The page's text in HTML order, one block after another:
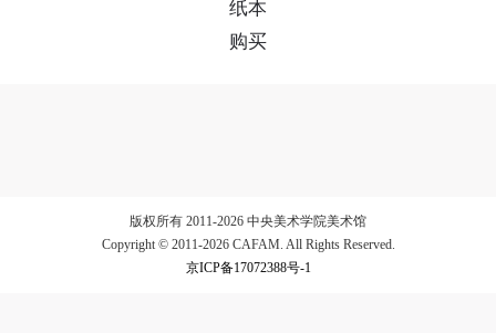
纸本
购买
版权所有 2011-2026 中央美术学院美术馆
Copyright © 2011-2026 CAFAM. All Rights Reserved.
京ICP备17072388号-1